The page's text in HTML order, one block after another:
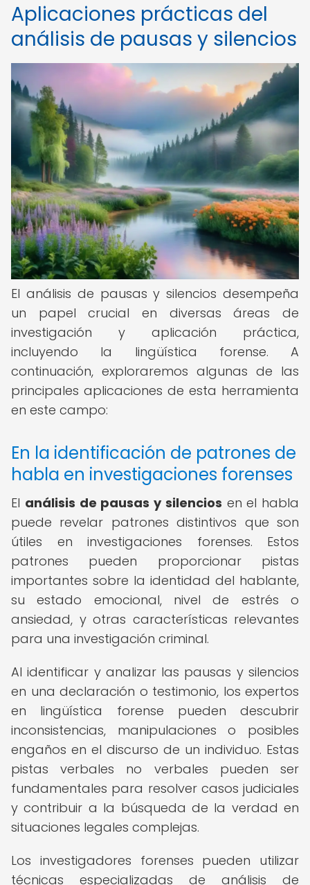
Aplicaciones prácticas del
análisis de pausas y silencios
El análisis de pausas y silencios desempeña
un papel crucial en diversas áreas de
investigación y aplicación práctica,
incluyendo la lingüística forense. A
continuación, exploraremos algunas de las
principales aplicaciones de esta herramienta
en este campo:
En la identificación de patrones de
habla en investigaciones forenses
El análisis de pausas y silencios en el habla
puede revelar patrones distintivos que son
útiles en investigaciones forenses. Estos
patrones pueden proporcionar pistas
importantes sobre la identidad del hablante,
su estado emocional, nivel de estrés o
ansiedad, y otras características relevantes
para una investigación criminal.
Al identificar y analizar las pausas y silencios
en una declaración o testimonio, los expertos
en lingüística forense pueden descubrir
inconsistencias, manipulaciones o posibles
engaños en el discurso de un individuo. Estas
pistas verbales no verbales pueden ser
fundamentales para resolver casos judiciales
y contribuir a la búsqueda de la verdad en
situaciones legales complejas.
Los investigadores forenses pueden utilizar
técnicas especializadas de análisis de